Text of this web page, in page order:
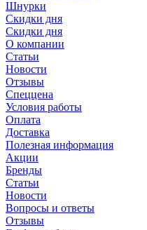
Шнурки
Скидки дня
Скидки дня
О компании
Статьи
Новости
Отзывы
Спеццена
Условия работы
Оплата
Доставка
Полезная информация
Акции
Бренды
Статьи
Новости
Вопросы и ответы
Отзывы